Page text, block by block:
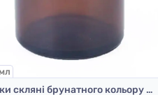
Банки скляні брунатного кольору для Л-З, 100 мл